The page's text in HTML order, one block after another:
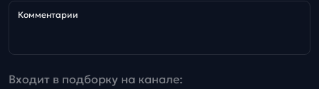
Комментарии
Входит в подборку на канале: